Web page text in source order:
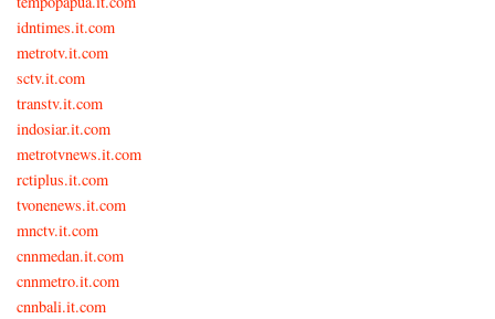
idntimes.it.com
metrotv.it.com
sctv.it.com
transtv.it.com
indosiar.it.com
metrotvnews.it.com
rctiplus.it.com
tvonenews.it.com
mnctv.it.com
cnnmedan.it.com
cnnmetro.it.com
cnnbali.it.com